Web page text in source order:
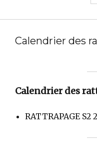
Calendrier des
Calendrier des
RATTRAPAGE S2